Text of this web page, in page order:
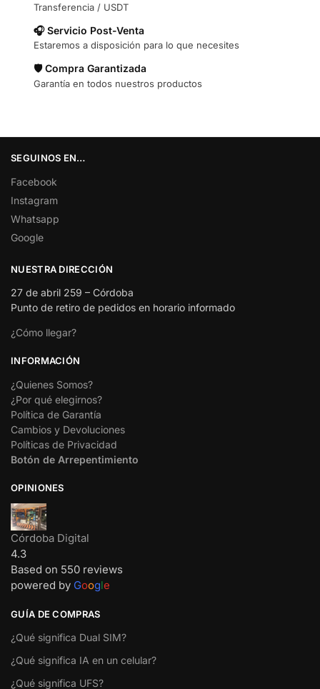
Transferencia / USDT
🎧 Servicio Post-Venta
Estaremos a disposición para lo que necesites
🛡️ Compra Garantizada
Garantía en todos nuestros productos
SEGUINOS EN…
Facebook
Instagram
Whatsapp
Google
NUESTRA DIRECCIÓN
27 de abril 259 – Córdoba
Punto de retiro de pedidos en horario informado
¿Cómo llegar?
INFORMACIÓN
¿Quienes Somos?
¿Por qué elegirnos?
Política de Garantía
Cambios y Devoluciones
Políticas de Privacidad
Botón de Arrepentimiento
OPINIONES
Córdoba Digital
4.3
Based on 550 reviews
powered by Google
GUÍA DE COMPRAS
¿Qué significa Dual SIM?
¿Qué significa IA en un celular?
¿Qué significa UFS?